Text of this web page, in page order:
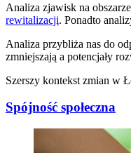
Analiza zjawisk na
rewitalizacji. Ponadto
Analiza przybliża nas do
zmniejszają a potencjały
Szerszy kontekst zmian w
Spójność społeczna